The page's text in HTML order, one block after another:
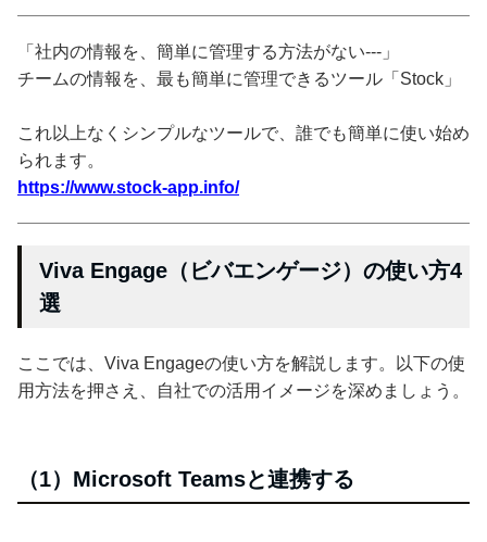
「社内の情報を、簡単に管理する方法がない---」
チームの情報を、最も簡単に管理できるツール「Stock」
これ以上なくシンプルなツールで、誰でも簡単に使い始め
られます。
https://www.stock-app.info/
Viva Engage（ビバエンゲージ）の使い方4
選
ここでは、Viva Engageの使い方を解説します。以下の使
用方法を押さえ、自社での活用イメージを深めましょう。
（1）Microsoft Teamsと連携する